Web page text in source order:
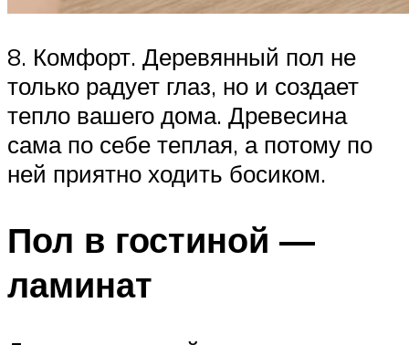
8. Комфорт. Деревянный пол не
только радует глаз, но и создает
тепло вашего дома. Древесина
сама по себе теплая, а потому по
ней приятно ходить босиком.
Пол в гостиной —
ламинат